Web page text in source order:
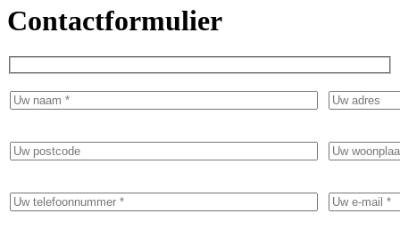
Contactformulier